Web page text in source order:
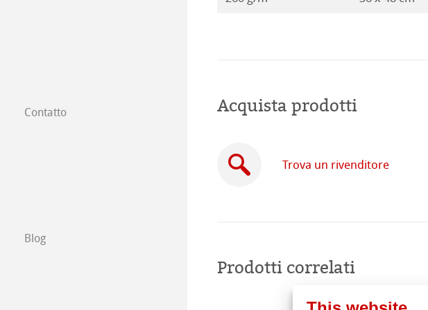
Contatto
Trova un rivenditore
Esposizioni ed Eventi
Blog
Acquista prodotti
Trova un rivenditore
Prodotti correlati